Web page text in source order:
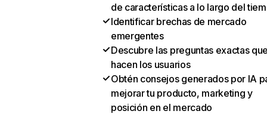
de características a lo largo del
Identificar brechas de mercado
emergentes
Descubre las preguntas exactas
hacen los usuarios
Obtén consejos generados por IA
mejorar tu producto, marketing y
posición en el mercado